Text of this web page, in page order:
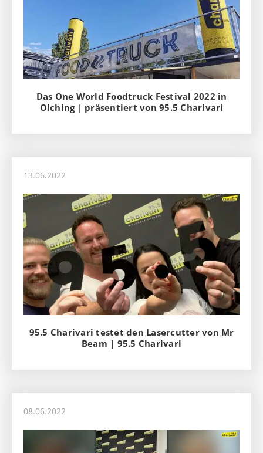
Das One World Foodtruck Festival 2022 in
Olching | präsentiert von 95.5 Charivari
13.06.2022
95.5 Charivari testet den Lasercutter von Mr
Beam | 95.5 Charivari
08.06.2022